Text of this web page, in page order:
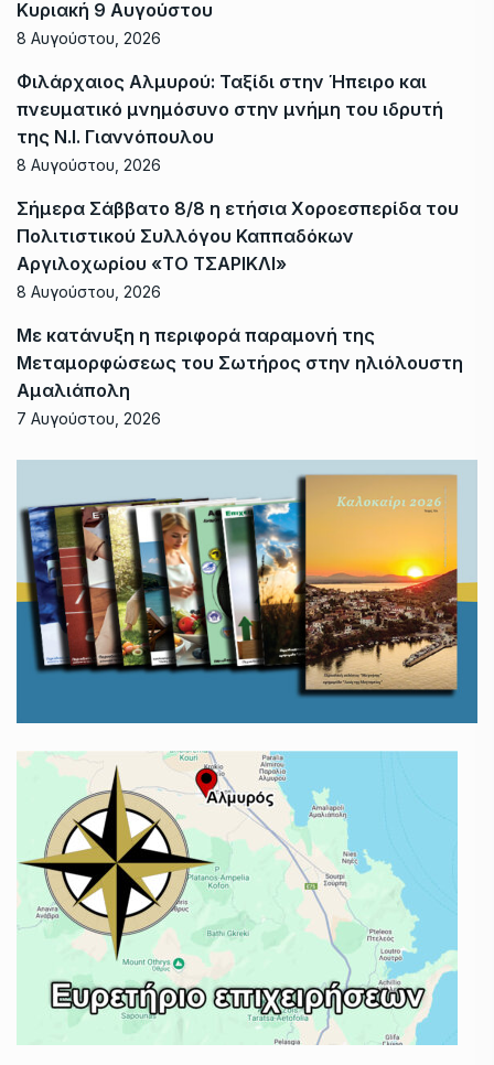
Κυριακή 9 Αυγούστου
8 Αυγούστου, 2026
Φιλάρχαιος Αλμυρού: Ταξίδι στην Ήπειρο και
πνευματικό μνημόσυνο στην μνήμη του ιδρυτή
της Ν.Ι. Γιαννόπουλου
8 Αυγούστου, 2026
Σήμερα Σάββατο 8/8 η ετήσια Χοροεσπερίδα του
Πολιτιστικού Συλλόγου Καππαδόκων
Αργιλοχωρίου «ΤΟ ΤΣΑΡΙΚΛΙ»
8 Αυγούστου, 2026
Με κατάνυξη η περιφορά παραμονή της
Μεταμορφώσεως του Σωτήρος στην ηλιόλουστη
Αμαλιάπολη
7 Αυγούστου, 2026